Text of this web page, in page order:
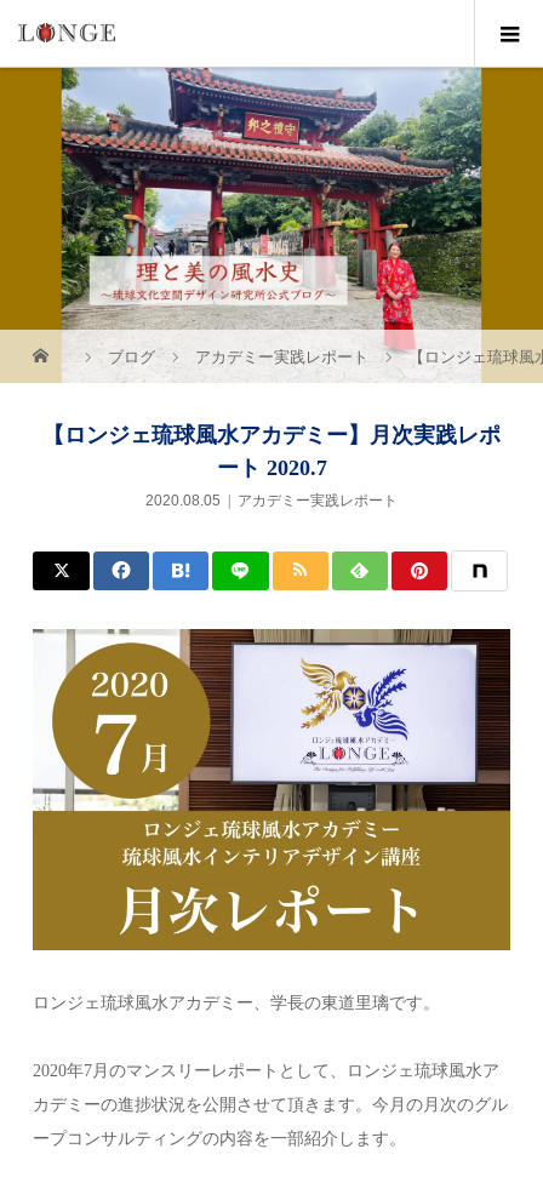
ブログ アカデミー実践レポート 【ロンジェ琉球風
【ロンジェ琉球風水アカデミー】月次実践レポ
ート 2020.7
2020.08.05 アカデミー実践レポート
ロンジェ琉球風水アカデミー、学長の東道里璃です。
2020年7月のマンスリーレポートとして、ロンジェ琉球風水ア
カデミーの進捗状況を公開させて頂きます。今月の月次のグル
ープコンサルティングの内容を一部紹介します。